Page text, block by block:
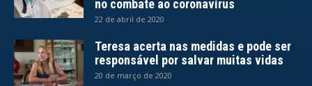
no combate ao coronavírus
22 de abril de 2020
Teresa acerta nas medidas e pode ser
responsável por salvar muitas vidas
20 de março de 2020